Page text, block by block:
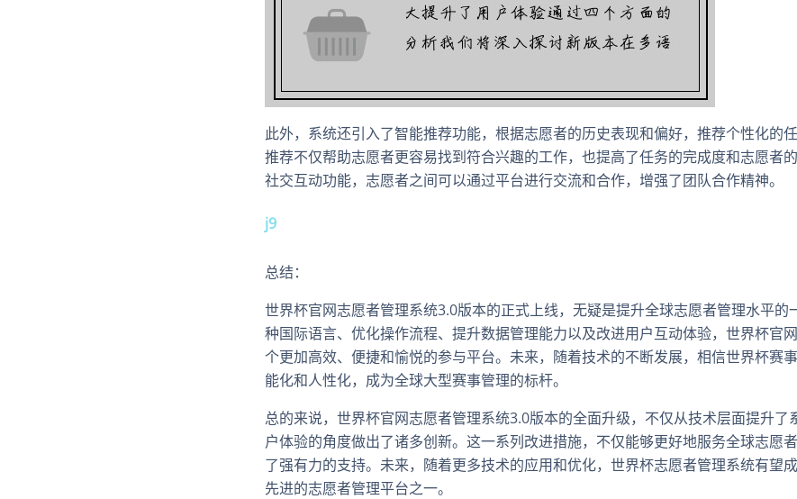
此外，系统还引入了智能推荐功能，根据志愿者的历史表现和偏好，推荐个性化的
推荐不仅帮助志愿者更容易找到符合兴趣的工作，也提高了任务的完成度和志愿者
社交互动功能，志愿者之间可以通过平台进行交流和合作，增强了团队合作精神。
j9
总结：
世界杯官网志愿者管理系统3.0版本的正式上线，无疑是提升全球志愿者管理水平的
种国际语言、优化操作流程、提升数据管理能力以及改进用户互动体验，世界杯官
个更加高效、便捷和愉悦的参与平台。未来，随着技术的不断发展，相信世界杯赛
能化和人性化，成为全球大型赛事管理的标杆。
总的来说，世界杯官网志愿者管理系统3.0版本的全面升级，不仅从技术层面提升了
户体验的角度做出了诸多创新。这一系列改进措施，不仅能够更好地服务全球志愿
了强有力的支持。未来，随着更多技术的应用和优化，世界杯志愿者管理系统有望
先进的志愿者管理平台之一。